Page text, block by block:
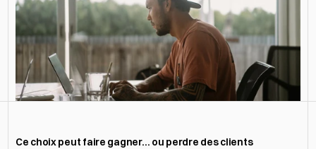
Obtenir un devis
Ce choix peut faire gagner… ou perdre des clients